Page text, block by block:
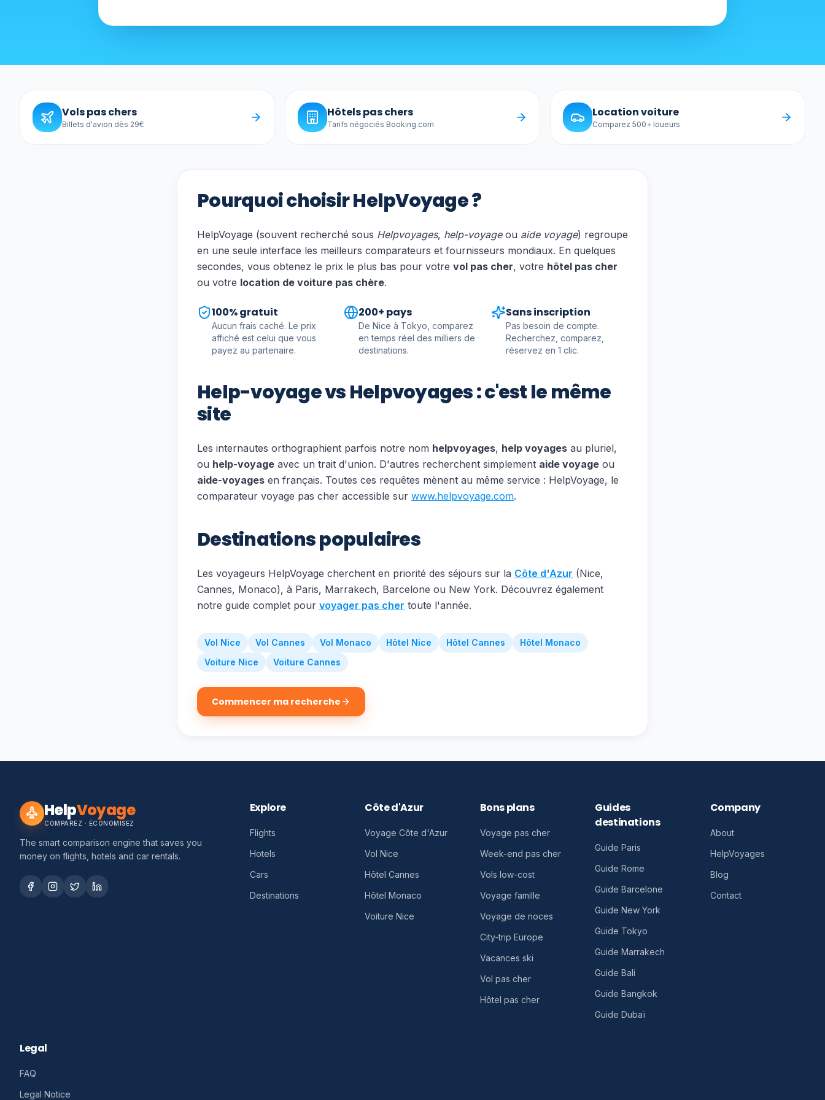
Vols pas chers
Billets d'avion dès 29€
Hôtels pas chers
Tarifs négociés Booking.com
Location voiture
Comparez 500+ loueurs
Pourquoi choisir HelpVoyage ?
HelpVoyage (souvent recherché sous Helpvoyages, help-voyageou aide voyage) regroupe
en une seule interface les meilleurs comparateurs et fournisseurs mondiaux. En quelques
secondes, vous obtenez le prix le plus bas pour votre vol pas cher, votre hôtel pas cher
ou votre location de voiture pas chère.
100% gratuit
Aucun frais caché. Le prix
affiché est celui que vous
payez au partenaire.
200+ pays
De Nice à Tokyo, comparez
en temps réel des milliers de
destinations.
Sans inscription
Pas besoin de compte.
Recherchez, comparez,
réservez en 1 clic.
Help-voyage vs Helpvoyages : c'est le même
site
Les internautes orthographient parfois notre nom helpvoyages, help voyages au pluriel,
ou help-voyage avec un trait d'union. D'autres recherchent simplement aide voyage ou
aide-voyages en français. Toutes ces requêtes mènent au même service : HelpVoyage, le
comparateur voyage pas cher accessible sur www.helpvoyage.com.
Destinations populaires
Les voyageurs HelpVoyage cherchent en priorité des séjours sur la Côte d'Azur (Nice,
Cannes, Monaco), à Paris, Marrakech, Barcelone ou New York. Découvrez également
notre guide complet pour voyager pas cher toute l'année.
Vol Nice Vol Cannes Vol Monaco Hôtel Nice Hôtel Cannes
Hôtel Monaco
Voiture Nice
Voiture Cannes
Commencer ma recherche
HelpVoyage
COMPAREZ · ÉCONOMISEZ
The smart comparison engine that saves you
money on flights, hotels and car rentals.
Explore
Flights
Hotels
Cars
Destinations
Côte d'Azur
Voyage Côte d'Azur
Vol Nice
Hôtel Cannes
Hôtel Monaco
Voiture Nice
Bons plans
Voyage pas cher
Week-end pas cher
Vols low-cost
Voyage famille
Voyage de noces
City-trip Europe
Vacances ski
Vol pas cher
Hôtel pas cher
Guides
destinations
Guide Paris
Guide Rome
Guide Barcelone
Guide New York
Guide Tokyo
Guide Marrakech
Guide Bali
Guide Bangkok
Guide Dubaï
Company
About
HelpVoyages
Blog
Contact
Legal
FAQ
Legal Notice